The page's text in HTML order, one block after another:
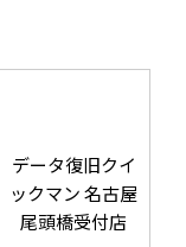
データ復旧クイ
ックマン 名古屋
尾頭橋受付店